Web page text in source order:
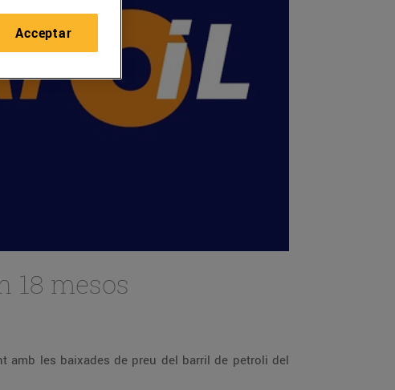
18 mesos
amb les baixades de preu del barril de petroli del
Acceptar